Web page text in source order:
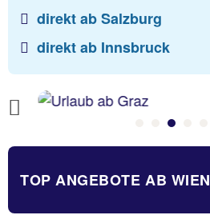
direkt ab Salzburg
direkt ab Innsbruck
Previous
ab Graz
TOP ANGEBOTE AB WIEN